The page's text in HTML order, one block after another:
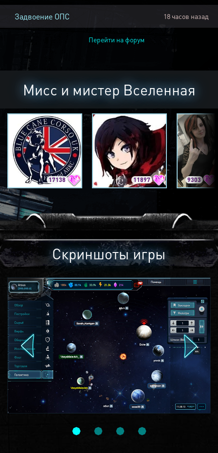
Задвоение ОПС 18 часов назад
Перейти на форум
Мисс и мистер Вселенная
17138 11897 9303
Скриншоты игры